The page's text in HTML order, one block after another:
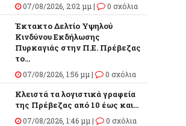
07/08/2026, 2:02 μμ | 0 σχόλια
Έκτακτο Δελτίο Υψηλού
Κινδύνου Εκδήλωσης
Πυρκαγιάς στην Π.Ε. Πρέβεζας
το...
07/08/2026, 1:56 μμ | 0 σχόλια
Κλειστά τα λογιστικά γραφεία
της Πρέβεζας από 10 έως και...
07/08/2026, 1:46 μμ | 0 σχόλια